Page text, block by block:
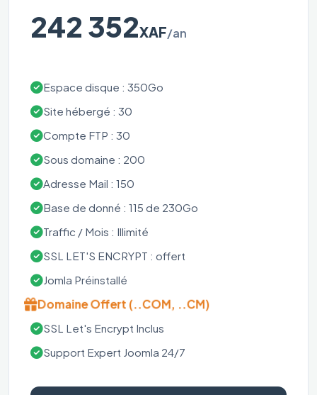
242 352XAF/an
Espace disque : 350Go
Site hébergé : 30
Compte FTP : 30
Sous domaine : 200
Adresse Mail : 150
Base de donné : 115 de 230Go
Traffic / Mois : Illimité
SSL LET'S ENCRYPT : offert
Jomla Préinstallé
Domaine Offert (..COM, ..CM)
SSL Let's Encrypt Inclus
Support Expert Joomla 24/7